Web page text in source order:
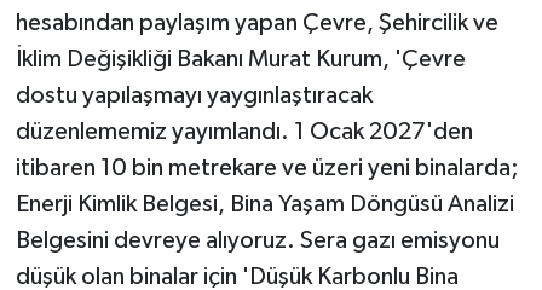
hesabından paylaşım yapan Çevre, Şehircilik ve
İklim Değişikliği Bakanı Murat Kurum, 'Çevre
dostu yapılaşmayı yaygınlaştıracak
düzenlememiz yayımlandı. 1 Ocak 2027'den
itibaren 10 bin metrekare ve üzeri yeni binalarda;
Enerji Kimlik Belgesi, Bina Yaşam Döngüsü Analizi
Belgesini devreye alıyoruz. Sera gazı emisyonu
düşük olan binalar için 'Düşük Karbonlu Bina